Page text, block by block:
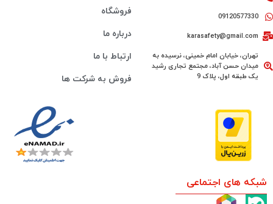
09120577330
karasafety@gmail.com
تهران، خیابان امام خمینی، نرسیده به
میدان حسن آباد، مجتمع تجاری رشید
یک طبقه اول، پلاک 9
فروشگاه
درباره ما
ارتباط با ما
فروش به شرکت ها
شبکه های اجتماعی